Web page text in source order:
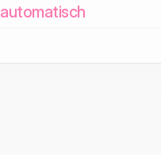
automatisch